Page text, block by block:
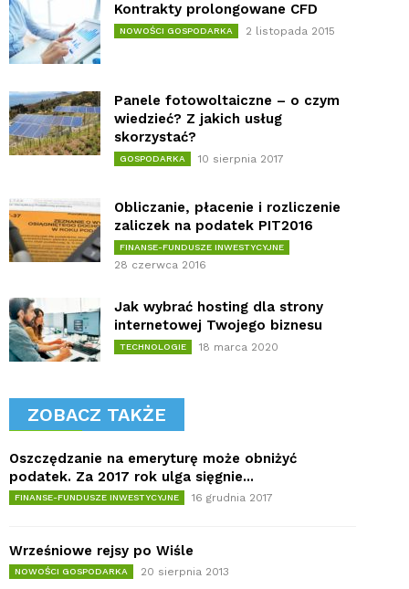
Kontrakty prolongowane CFD
NOWOŚCI GOSPODARKA 2 listopada 2015
Panele fotowoltaiczne – o czym
wiedzieć? Z jakich usług
skorzystać?
GOSPODARKA 10 sierpnia 2017
Obliczanie, płacenie i rozliczenie
zaliczek na podatek PIT2016
FINANSE-FUNDUSZE INWESTYCYJNE
28 czerwca 2016
Jak wybrać hosting dla strony
internetowej Twojego biznesu
TECHNOLOGIE 18 marca 2020
ZOBACZ TAKŻE
Oszczędzanie na emeryturę może obniżyć
podatek. Za 2017 rok ulga sięgnie...
FINANSE-FUNDUSZE INWESTYCYJNE 16 grudnia 2017
Wrześniowe rejsy po Wiśle
NOWOŚCI GOSPODARKA 20 sierpnia 2013